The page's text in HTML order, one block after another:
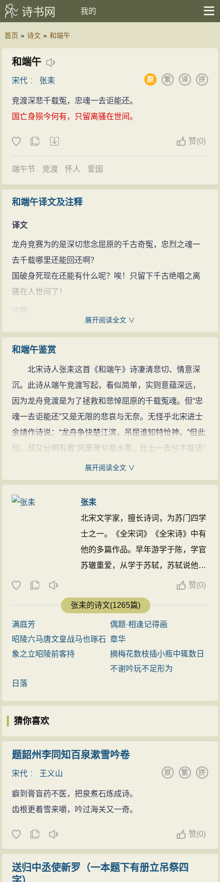
诗书网 我的
首页 » 诗文 » 和端午
和端午
宋代 ： 张耒 拼
译
繁
原
竞渡深悲千载冤，忠魂一去讵能还。
国亡身殒今何有，只留离骚在世间。
赞(0)
端午节 竞渡 怀人 爱国
和端午译文及注释
译文
龙舟竞赛为的是深切悲念屈原的千古奇冤，忠烈之魂一
去千载哪里还能回还啊？
国破身死现在还能有什么呢？唉！只留下千古绝唱之离
骚在人世间了！
讵（jù）：岂，表示反问。
上最长的一首浪漫主义的政治抒情诗。诗人从自叙身
世、品德、理想写起，抒发了自己遭谗被害的苦闷与矛
盾，斥责了楚王昏庸、群小猖獗与朝政日非，表现了诗
人坚持“美政”理想，抨击黑暗现实，不与邪恶势力同流合
污的斗争精神和至死不渝的爱国热情。诗中大量运用了
古代神话传说，以想象和联想的方式构成了瑰丽奇特的
幻想世界，又以神游幻想世界的方式表现了诗人对理想
的热烈追求。诗中大量地运用了“香草美人”的比兴手法，
将深刻的内容借助具体生动的艺术形象表现出来，极富
艺术魅力。《离骚》具有深刻现实性的积极浪漫主义精
神，对后世产生了深远的影响。
展开阅读全文 ∨
和端午鉴赏
北宋诗人张耒这首《和端午》诗凄清悲切、情意深
沉。此诗从端午竞渡写起，看似简单，实则意蕴深远，
因为龙舟竞渡是为了拯救和悲悼屈原的千载冤魂。但“忠
魂一去讵能还”又是无限的悲哀与无奈。无怪乎北宋进士
余靖作诗说：“龙舟争快楚江滨，吊屈谁知特怆神。”但此
句，却又分明有着“风萧萧兮易水寒，壮士一去兮不复还”
的慷慨悲壮，它使得全诗的意境直转而上、宏阔高远。
于是三四两句便水到渠成、一挥而就。虽然“国亡身殒”，
灰飞烟灭，但那光照后人的爱国精神和彪炳千古的《离
展开阅读全文 ∨
张耒
北宋文学家，擅长诗词，为苏门四学
士之一。《全宋词》《全宋诗》中有
他的多篇作品。早年游学于陈，学官
苏辙重爱，从学于苏轼，苏轼说他的
文章类似苏辙，汪洋澹泊。其诗学白
居易、张籍，如：《田家》《海州道
中》《输麦行》多反映下层人民的生
活以及自己的生活感受，风格平易晓
畅。著作有《柯山集》五十卷、《拾
遗》十二卷、《续拾遗》一卷。《宋
赞(0)
张耒的诗文(1265篇)
满庭芳
偶题·相逢记得画
昭陵六马唐文皇战马也琢石
象之立昭陵前客持
章华
摘梅花数枝插小瓶中辄数日
不谢吟玩不足形为
日落
猜你喜欢
题韶州李同知百泉漱雪吟卷
宋代 ： 王义山 拼
繁
原
癖到膏盲药不医，把泉煮石炼成诗。
齿根更着雪来嚼，吟过海关又一奇。
赞(0)
送归中丞使新罗（一本题下有册立吊祭四